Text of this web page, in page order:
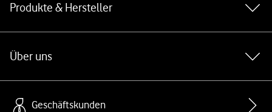
Produkte & Hersteller
Über uns
Geschäftskunden